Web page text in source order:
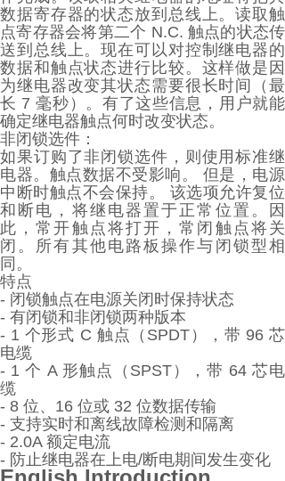
数据寄存器的状态放到总线上。读取触
点寄存器会将第二个 N.C. 触点的状态传
送到总线上。现在可以对控制继电器的
数据和触点状态进行比较。这样做是因
为继电器改变其状态需要很长时间（最
长 7 毫秒）。有了这些信息，用户就能
确定继电器触点何时改变状态。
非闭锁选件：
如果订购了非闭锁选件，则使用标准继
电器。触点数据不受影响。 但是，电源
中断时触点不会保持。 该选项允许复位
和断电，将继电器置于正常位置。因
此，常开触点将打开，常闭触点将关
闭。所有其他电路板操作与闭锁型相
同。
特点
- 闭锁触点在电源关闭时保持状态
- 有闭锁和非闭锁两种版本
- 1 个形式 C 触点（SPDT），带 96 芯
电缆
- 1 个 A 形触点（SPST），带 64 芯电
缆
- 8 位、16 位或 32 位数据传输
- 支持实时和离线故障检测和隔离
- 2.0A 额定电流
- 防止继电器在上电/断电期间发生变化